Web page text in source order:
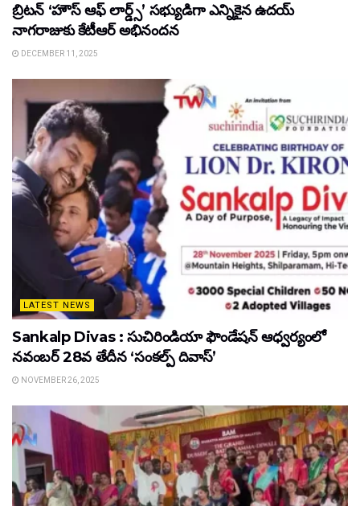
బ్రిటన్ ‘హౌస్ ఆఫ్ లార్డ్స్’ సభ్యుడిగా ఎన్నికైన ఉదయ్
నాగరాజుకు కేటీఆర్ అభినందన
DECEMBER 11, 2025
LATEST NEWS
Sankalp Divas : సుచిరిండియా ఫౌండేషన్ ఆధ్వర్యంలో
నవంబర్ 28వ తేదీన ‘సంకల్ప్ దివాస్’
NOVEMBER 26, 2025